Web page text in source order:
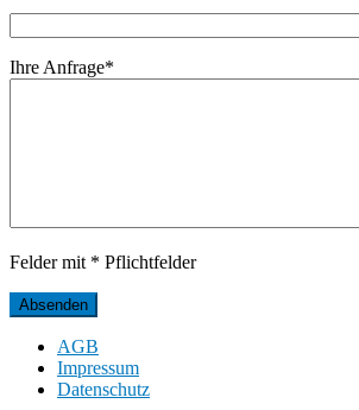
Ihre Anfrage*
Felder mit * Pflichtfelder
AGB
Impressum
Datenschutz